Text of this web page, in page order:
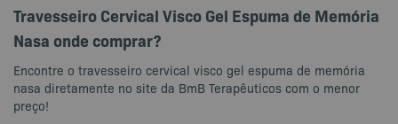
Travesseiro Cervical Visco Gel Espuma de Memória
Nasa onde comprar?
Encontre o travesseiro cervical visco gel espuma de memória
nasa diretamente no site da BmB Terapêuticos com o menor
preço!